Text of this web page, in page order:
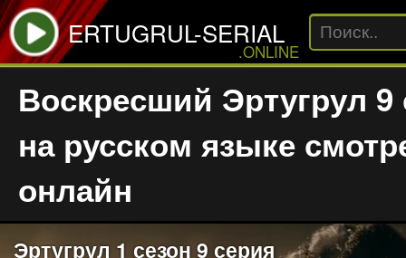
ERTUGRUL-SERIAL
.ONLINE
Воскресший Эртугрул 9
на русском языке
онлайн
Эртугрул 1 сезон 9 серия